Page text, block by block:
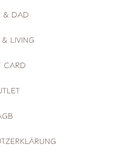
& DAD
LIVING
CARD